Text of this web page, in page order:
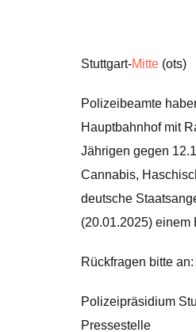
Stuttgart-Mitte (ots)
Polizeibeamte
Hauptbahnhof mit
Jährigen gegen
Cannabis,
deutsche
(20.01.2025) einem
Rückfragen bitte an:
Polizeipräsidium
Pressestelle